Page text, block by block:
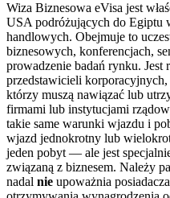
Wiza Biznesowa eVisa jest
USA podróżujących do Egiptu
handlowych. Obejmuje to
biznesowych, konferencjach,
prowadzenie badań rynku.
przedstawicieli
którzy muszą nawiązać lub
firmami lub instytucjami
takie same warunki wjazdu i
wjazd jednokrotny lub
jeden pobyt — ale jest
związaną z biznesem. Należy
nadal nie upoważnia